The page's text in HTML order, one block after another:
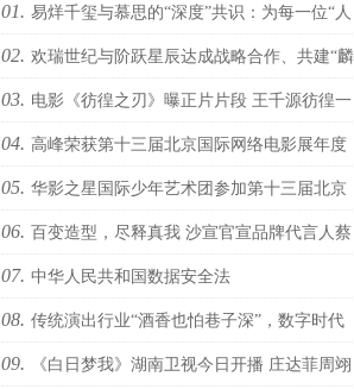
01. 易烊千玺与慕思的“深度”共识：为每一位“人
生向上者”续航
02. 欢瑞世纪与阶跃星辰达成战略合作、共建“麟
跃”AI联合实验室
03. 电影《彷徨之刃》曝正片片段 王千源彷徨一
枪决战恶魔少年
04. 高峰荣获第十三届北京国际网络电影展年度
十佳导演
05. 华影之星国际少年艺术团参加第十三届北京
国际网络电影展，传承电影梦
06. 百变造型，尽释真我 沙宣官宣品牌代言人蔡
依林 共启「出格」之旅
07. 中华人民共和国数据安全法
08. 传统演出行业“酒香也怕巷子深”，数字时代
下何处才是下一个突破口？
09. 《白日梦我》湖南卫视今日开播 庄达菲周翊